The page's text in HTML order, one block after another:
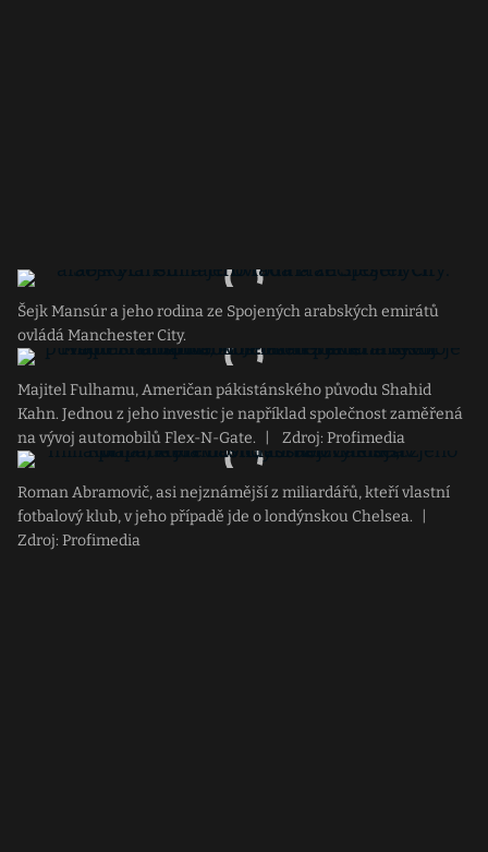
Šejk Mansúr a jeho rodina ze Spojených arabských emirátů
ovládá Manchester City.
Majitel Fulhamu, Američan pákistánského původu Shahid
Kahn. Jednou z jeho investic je například společnost zaměřená
na vývoj automobilů Flex-N-Gate.
Zdroj: Profimedia
Roman Abramovič, asi nejznámější z miliardářů, kteří vlastní
fotbalový klub, v jeho případě jde o londýnskou Chelsea.
Zdroj: Profimedia